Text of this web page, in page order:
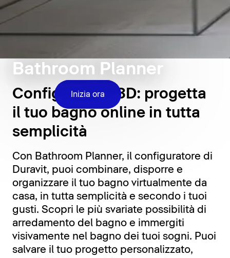
Bathroom Planner
Inizia ora
Configuratore 3D: progetta
il tuo bagno online in tutta
semplicità
Con Bathroom Planner, il configuratore di
Duravit, puoi combinare, disporre e
organizzare il tuo bagno virtualmente da
casa, in tutta semplicità e secondo i tuoi
gusti. Scopri le più svariate possibilità di
arredamento del bagno e immergiti
visivamente nel bagno dei tuoi sogni. Puoi
salvare il tuo progetto personalizzato,